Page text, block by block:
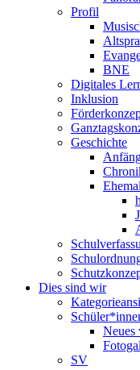
Profil
BNE
Digitales
Inklusion
Geschichte
Dies sind wir
Neues
SV